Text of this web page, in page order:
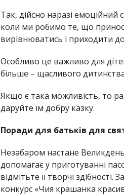
Так, дійсно наразі
коли ми робимо те, що
вирівнюватись і приходити
Особливо це важливо для
більше – щасливого
Якщо є така можливість, то
даруйте їм добру казку.
Поради для батьків для
Незабаром настане
допомагає у приготуванні
відмітьте її творчі
конкурс «Чия крашанка